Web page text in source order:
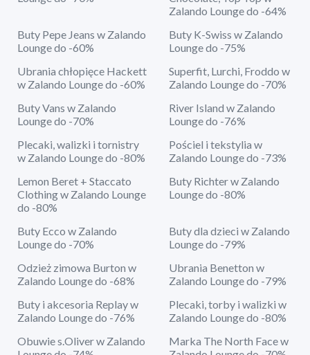
Zalando Lounge do -64%
Buty Pepe Jeans w Zalando
Lounge do -60%
Buty K-Swiss w Zalando
Lounge do -75%
Ubrania chłopięce Hackett
w Zalando Lounge do -60%
Superfit, Lurchi, Froddo w
Zalando Lounge do -70%
Buty Vans w Zalando
Lounge do -70%
River Island w Zalando
Lounge do -76%
Plecaki, walizki i tornistry
w Zalando Lounge do -80%
Pościel i tekstylia w
Zalando Lounge do -73%
Lemon Beret + Staccato
Clothing w Zalando Lounge
do -80%
Buty Richter w Zalando
Lounge do -80%
Buty Ecco w Zalando
Lounge do -70%
Buty dla dzieci w Zalando
Lounge do -79%
Odzież zimowa Burton w
Zalando Lounge do -68%
Ubrania Benetton w
Zalando Lounge do -79%
Buty i akcesoria Replay w
Zalando Lounge do -76%
Plecaki, torby i walizki w
Zalando Lounge do -80%
Obuwie s.Oliver w Zalando
Marka The North Face w